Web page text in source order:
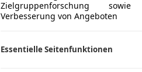
Zielgruppenforschung
Verbesserung von Angeboten
Essentielle Seitenfunktionen